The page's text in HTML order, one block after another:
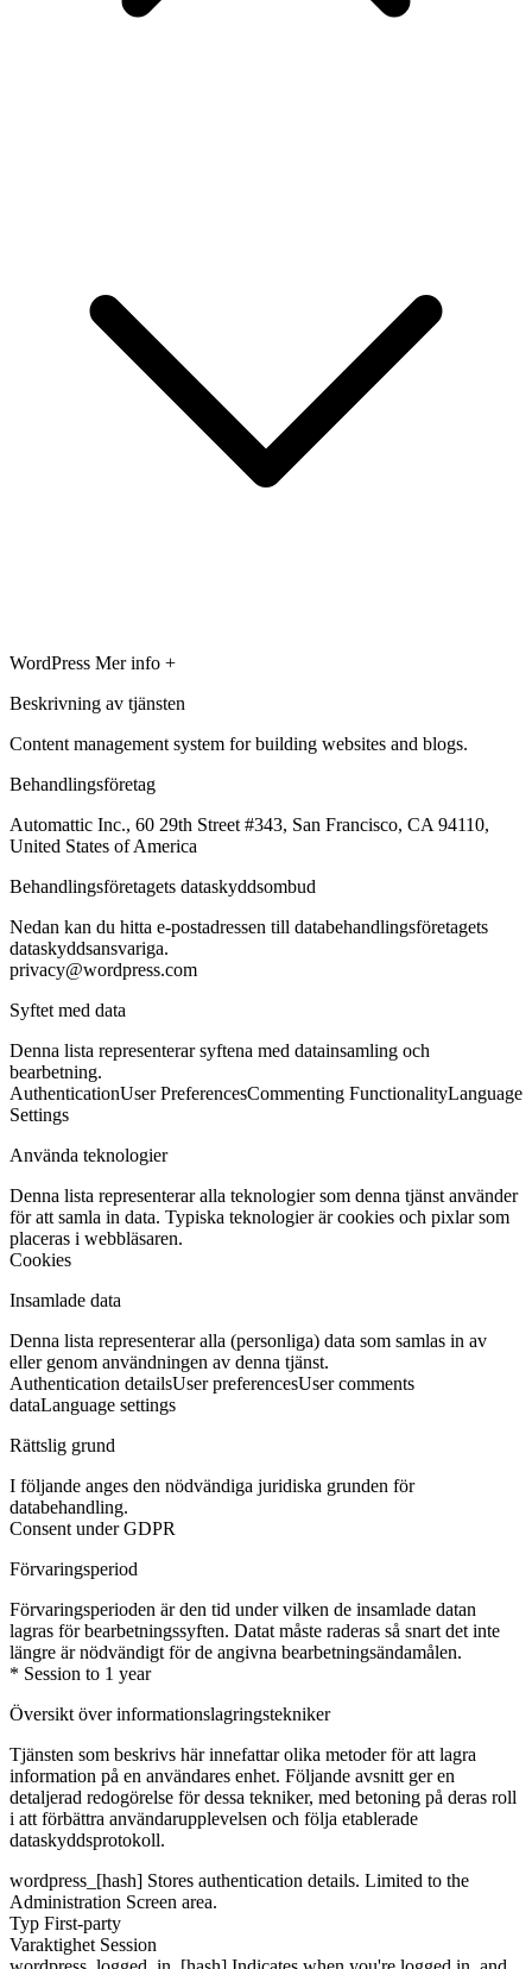
WordPress Mer info +
Beskrivning av tjänsten
Content management system for building websites and blogs.
Behandlingsföretag
Automattic Inc., 60 29th Street #343, San Francisco, CA 94110,
United States of America
Behandlingsföretagets dataskyddsombud
Nedan kan du hitta e-postadressen till databehandlingsföretagets
dataskyddsansvariga.
privacy@wordpress.com
Syftet med data
Denna lista representerar syftena med datainsamling och
bearbetning.
AuthenticationUser PreferencesCommenting FunctionalityLanguage
Settings
Använda teknologier
Denna lista representerar alla teknologier som denna tjänst använder
för att samla in data. Typiska teknologier är cookies och pixlar som
placeras i webbläsaren.
Cookies
Insamlade data
Denna lista representerar alla (personliga) data som samlas in av
eller genom användningen av denna tjänst.
Authentication detailsUser preferencesUser comments
dataLanguage settings
Rättslig grund
I följande anges den nödvändiga juridiska grunden för
databehandling.
Consent under GDPR
Förvaringsperiod
Förvaringsperioden är den tid under vilken de insamlade datan
lagras för bearbetningssyften. Datat måste raderas så snart det inte
längre är nödvändigt för de angivna bearbetningsändamålen.
* Session to 1 year
Översikt över informationslagringstekniker
Tjänsten som beskrivs här innefattar olika metoder för att lagra
information på en användares enhet. Följande avsnitt ger en
detaljerad redogörelse för dessa tekniker, med betoning på deras roll
i att förbättra användarupplevelsen och följa etablerade
dataskyddsprotokoll.
wordpress_[hash] Stores authentication details. Limited to the
Administration Screen area.
Typ First-party
Varaktighet Session